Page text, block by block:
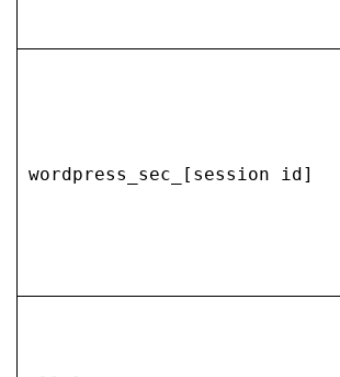
wordpress_sec_[session id]